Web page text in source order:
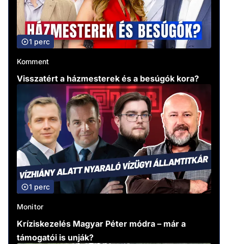
1 perc
Komment
Visszatért a házmesterek és a besúgók kora?
1 perc
Monitor
Kríziskezelés Magyar Péter módra – már a
támogatói is unják?